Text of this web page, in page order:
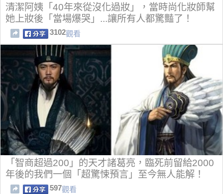
清潔阿姨「40年來從沒化過妝」，當時尚化妝師幫
她上妝後「當場爆哭」...讓所有人都驚豔了！
3102觀看
「智商超過200」的天才諸葛亮，臨死前留給2000
年後的我們一個「超驚悚預言」至今無人能解！
597觀看